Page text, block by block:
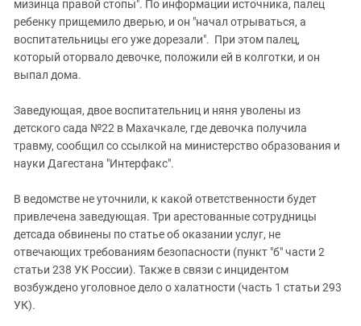
мизинца правой стопы". По информации источника, палец
ребенку прищемило дверью, и он "начал отрываться, а
воспитательницы его уже дорезали". При этом палец,
который оторвало девочке, положили ей в колготки, и он
выпал дома.
Заведующая, двое воспитательниц и няня уволены из
детского сада №22 в Махачкале, где девочка получила
травму, сообщил со ссылкой на министерство образования и
науки Дагестана "Интерфакс".
В ведомстве не уточнили, к какой ответственности будет
привлечена заведующая. Три арестованные сотрудницы
детсада обвинены по статье об оказании услуг, не
отвечающих требованиям безопасности (пункт "б" части 2
статьи 238 УК России). Также в связи с инцидентом
возбуждено уголовное дело о халатности (часть 1 статьи 293
УК).